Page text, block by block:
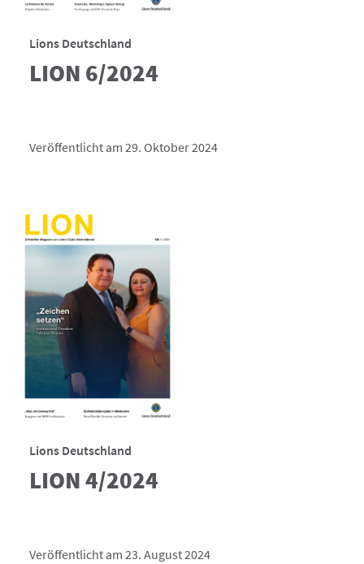
Lions Deutschland
LION 6/2024
Veröffentlicht am 29. Oktober 2024
Lions Deutschland
LION 4/2024
Veröffentlicht am 23. August 2024